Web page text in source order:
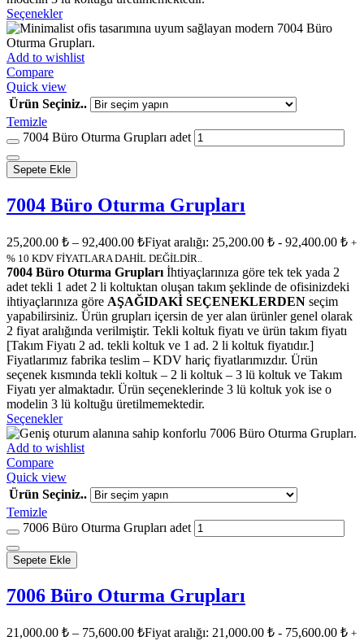
Seçenekler
Add to wishlist
Compare
Quick view
Ürün Seçiniz..
Temizle
7004 Büro Oturma Grupları adet
Sepete Ekle
7004 Büro Oturma Grupları
25,200.00 ₺ – 92,400.00 ₺Fiyat aralığı: 25,200.00 ₺ - 92,400.00 ₺ +
% 10 KDV FİYATLARA DAHİL DEĞİLDİR..
7004 Büro Oturma Grupları İhtiyaçlarınıza göre tek tek yada 2
adet tekli 1 adet 2 li koltuktan oluşan takım şeklinde de ofisinizdeki
ihtiyaçlarınıza göre AŞAĞIDAKİ SEÇENEKLERDEN seçim
yapabilirsiniz. Ürün grupları içersin de yer alan ürünler genel olarak
2 fiyat aralığında verilmiştir. Tekli koltuk fiyatı ve ürün takım fiyatı
[Takım Fiyatı 2 ad. tekli koltuk ve 1 ad. 2 li koltuk fiyatıdır.]
Fiyatlarımız fabrika teslim – KDV hariç fiyatlarımızdır. Ürün
seçenek kısmında tekli koltuk – 2 li koltuk – 3 lü koltuk ve Takım
Fiyatı yer almaktadır. Ürün seçeneklerinde 3 lü koltuk yok ise o
modelin 3 lü koltuğu üretilmemektedir.
Seçenekler
Add to wishlist
Compare
Quick view
Ürün Seçiniz..
Temizle
7006 Büro Oturma Grupları adet
Sepete Ekle
7006 Büro Oturma Grupları
21,000.00 ₺ – 75,600.00 ₺Fiyat aralığı: 21,000.00 ₺ - 75,600.00 ₺ +